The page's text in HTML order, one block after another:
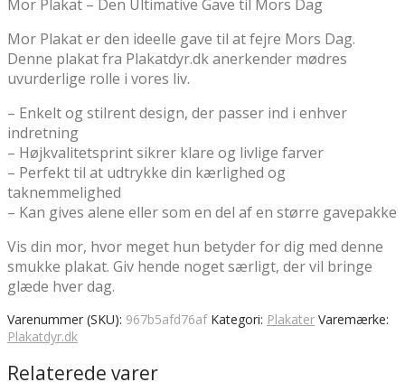
Mor Plakat – Den Ultimative Gave til Mors Dag
Mor Plakat er den ideelle gave til at fejre Mors Dag.
Denne plakat fra Plakatdyr.dk anerkender mødres
uvurderlige rolle i vores liv.
– Enkelt og stilrent design, der passer ind i enhver
indretning
– Højkvalitetsprint sikrer klare og livlige farver
– Perfekt til at udtrykke din kærlighed og
taknemmelighed
– Kan gives alene eller som en del af en større gavepakke
Vis din mor, hvor meget hun betyder for dig med denne
smukke plakat. Giv hende noget særligt, der vil bringe
glæde hver dag.
Varenummer (SKU): 967b5afd76af Kategori: Plakater Varemærke:
Plakatdyr.dk
Relaterede varer